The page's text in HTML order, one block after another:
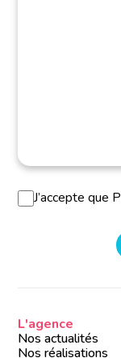
J’accepte que
L'agence
Nos actualités
Nos réalisations